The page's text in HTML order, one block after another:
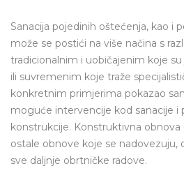
Sanacija pojedinih oštećenja, kao i
može se postići na više načina s
tradicionalnim i uobičajenim koje
ili suvremenim koje traže
konkretnim primjerima pokazao
moguće intervencije kod sanacije i
konstrukcije. Konstruktivna
ostale obnove koje se nadovezuju,
sve daljnje obrtničke radove.